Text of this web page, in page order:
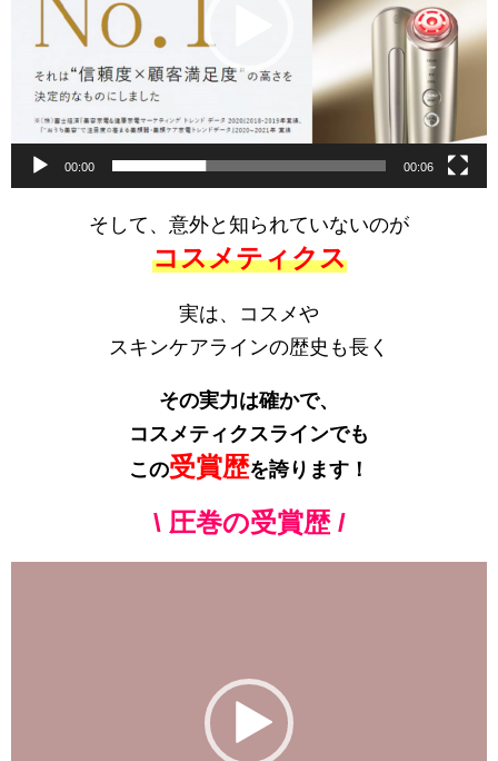
00:00 00:06
そして、意外と知られていないのが
コスメティクス
実は、コスメや
スキンケアラインの歴史も長く
その実力は確かで、
コスメティクスラインでも
この受賞歴を誇ります！
\ 圧巻の受賞歴 /